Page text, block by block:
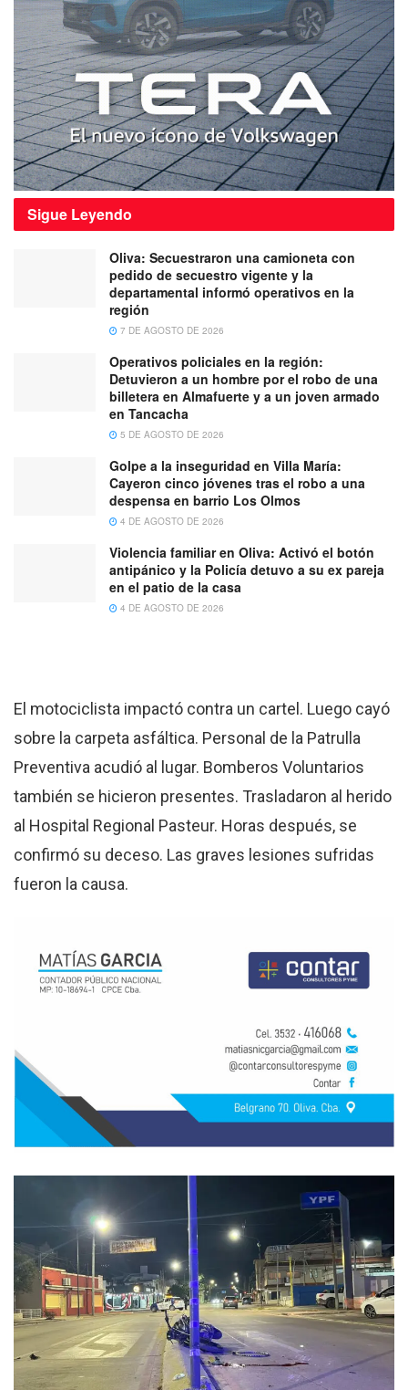
Sigue Leyendo
Oliva: Secuestraron una camioneta con
pedido de secuestro vigente y la
departamental informó operativos en la
región
7 DE AGOSTO DE 2026
Operativos policiales en la región:
Detuvieron a un hombre por el robo de una
billetera en Almafuerte y a un joven armado
en Tancacha
5 DE AGOSTO DE 2026
Golpe a la inseguridad en Villa María:
Cayeron cinco jóvenes tras el robo a una
despensa en barrio Los Olmos
4 DE AGOSTO DE 2026
Violencia familiar en Oliva: Activó el botón
antipánico y la Policía detuvo a su ex pareja
en el patio de la casa
4 DE AGOSTO DE 2026
El motociclista impactó contra un cartel. Luego cayó
sobre la carpeta asfáltica. Personal de la Patrulla
Preventiva acudió al lugar. Bomberos Voluntarios
también se hicieron presentes. Trasladaron al herido
al Hospital Regional Pasteur. Horas después, se
confirmó su deceso. Las graves lesiones sufridas
fueron la causa.